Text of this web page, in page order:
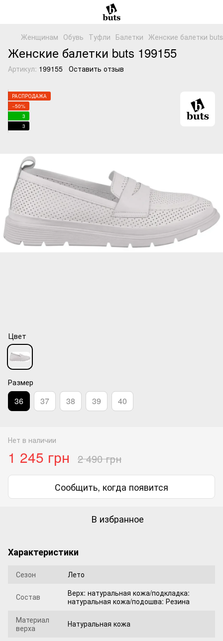
Женщинам Обувь Туфли Балетки Женские балетки
Женские балетки buts 199155
Артикул: 199155 Оставить отзыв
РАСПРОДАЖА
−50%
3
3
Цвет
Размер
36 37 38 39 40
Нет в наличии
1 245 грн 2 490 грн
Сообщить, когда появится
В избранное
Характеристики
Сезон Лето
Состав
Верх: натуральная кожа/подкладка:
натуральная кожа/подошва: Резина
Материал
верха
Натуральная кожа